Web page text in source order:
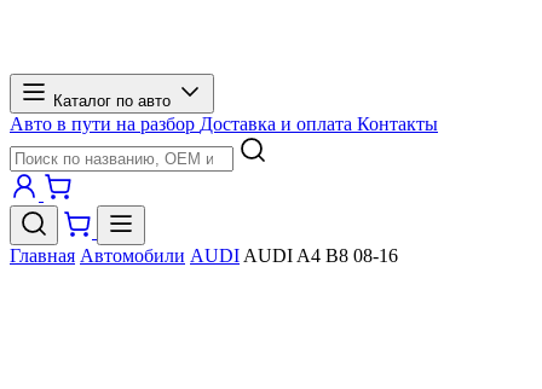
Каталог по авто
Авто в пути на разбор Доставка и оплата Контакты
Главная Автомобили AUDI AUDI A4 B8 08-16